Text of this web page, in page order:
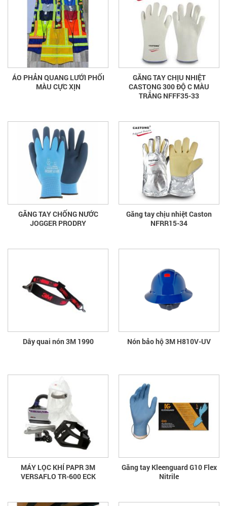
ÁO PHẢN QUANG LƯỚI PHỐI
MÀU CỰC XỊN
GĂNG TAY CHỊU NHIỆT
CASTONG 300 ĐỘ C MÀU
TRẮNG NFFF35-33
GĂNG TAY CHỐNG NƯỚC
JOGGER PRODRY
Găng tay chịu nhiệt Caston
NFRR15-34
Dây quai nón 3M 1990 Nón bảo hộ 3M H810V-UV
MÁY LỌC KHÍ PAPR 3M
VERSAFLO TR-600 ECK
Găng tay Kleenguard G10 Flex
Nitrile